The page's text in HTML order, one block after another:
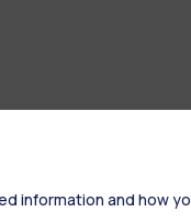
information and how